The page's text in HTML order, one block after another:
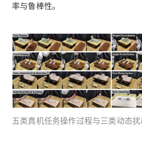
率与鲁棒性。
五类真机任务操作过程与三类动态